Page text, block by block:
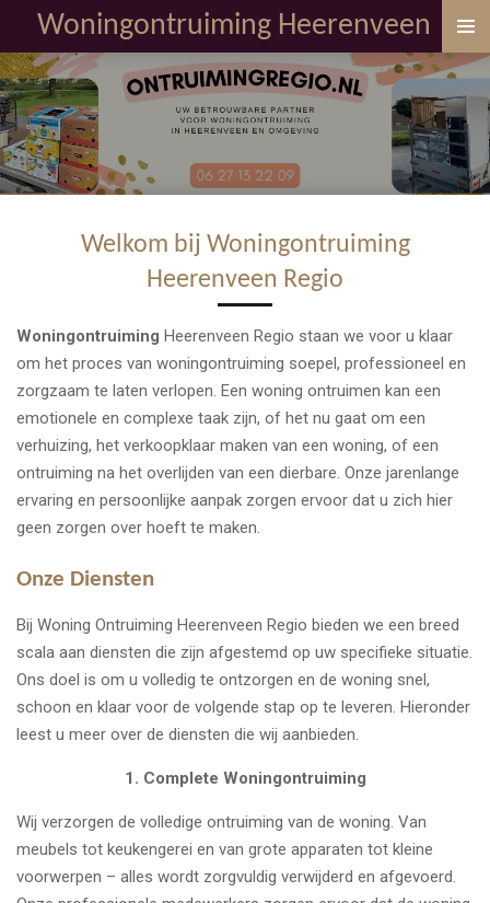
direct
naar
de
hoofdinhoud
Woningontruiming Heerenveen
Welkom bij Woningontruiming
Heerenveen Regio
Woningontruiming Heerenveen Regio staan we voor u klaar
om het proces van woningontruiming soepel, professioneel en
zorgzaam te laten verlopen. Een woning ontruimen kan een
emotionele en complexe taak zijn, of het nu gaat om een
verhuizing, het verkoopklaar maken van een woning, of een
ontruiming na het overlijden van een dierbare. Onze jarenlange
ervaring en persoonlijke aanpak zorgen ervoor dat u zich hier
geen zorgen over hoeft te maken.
Onze Diensten
Bij Woning Ontruiming Heerenveen Regio bieden we een breed
scala aan diensten die zijn afgestemd op uw specifieke situatie.
Ons doel is om u volledig te ontzorgen en de woning snel,
schoon en klaar voor de volgende stap op te leveren. Hieronder
leest u meer over de diensten die wij aanbieden.
1. Complete Woningontruiming
Wij verzorgen de volledige ontruiming van de woning. Van
meubels tot keukengerei en van grote apparaten tot kleine
voorwerpen – alles wordt zorgvuldig verwijderd en afgevoerd.